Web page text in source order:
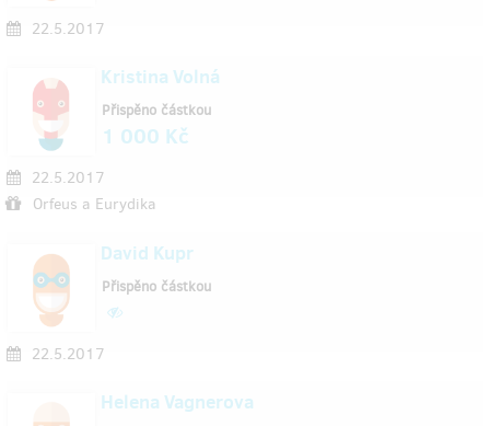
22.5.2017
Kristina Volná
22.5.2017
Orfeus a Eurydika
Přispěno částkou
1 000 Kč
David Kupr
22.5.2017
Přispěno částkou
Helena Vagnerova